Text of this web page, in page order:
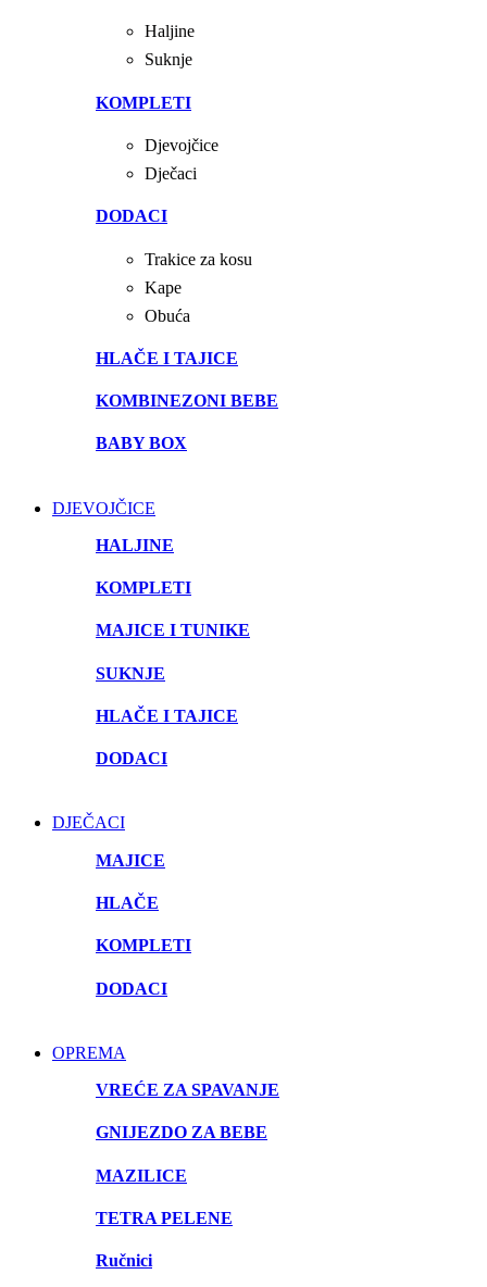
Haljine
Suknje
KOMPLETI
Djevojčice
Dječaci
DODACI
Trakice za kosu
Kape
Obuća
HLAČE I TAJICE
KOMBINEZONI BEBE
BABY BOX
DJEVOJČICE
HALJINE
KOMPLETI
MAJICE I TUNIKE
SUKNJE
HLAČE I TAJICE
DODACI
DJEČACI
MAJICE
HLAČE
KOMPLETI
DODACI
OPREMA
VREĆE ZA SPAVANJE
GNIJEZDO ZA BEBE
MAZILICE
TETRA PELENE
Ručnici